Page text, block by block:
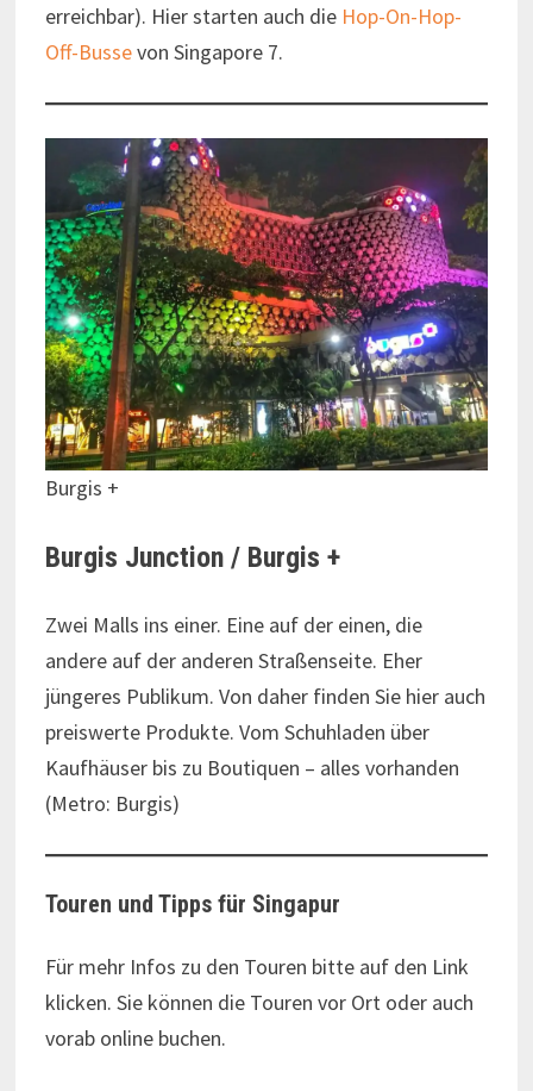
erreichbar). Hier starten auch die Hop-On-Hop-
Off-Bussevon Singapore 7.
Burgis +
Burgis Junction / Burgis +
Zwei Malls ins einer. Eine auf der einen, die
andere auf der anderen Straßenseite. Eher
jüngeres Publikum. Von daher finden Sie hier auch
preiswerte Produkte. Vom Schuhladen über
Kaufhäuser bis zu Boutiquen – alles vorhanden
(Metro: Burgis)
Touren und Tipps für Singapur
Für mehr Infos zu den Touren bitte auf den Link
klicken. Sie können die Touren vor Ort oder auch
vorab online buchen.